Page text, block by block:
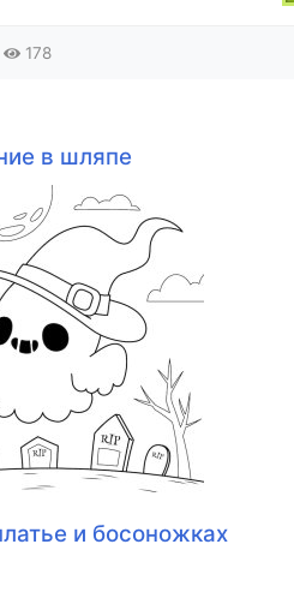
178
в шляпе
и босоножках